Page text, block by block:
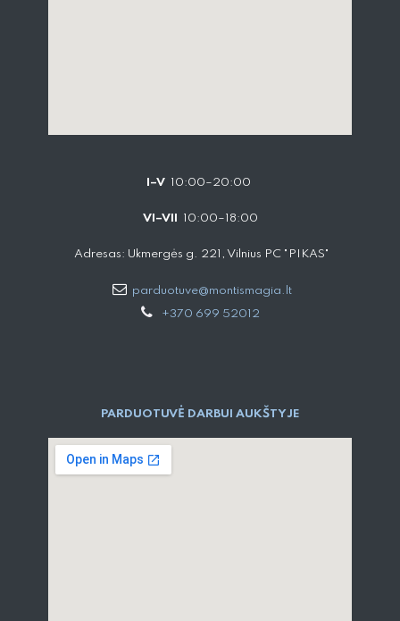
I–V 10:00–20:00
VI–VII 10:00–18:00
Adresas: Ukmergės g. 221, Vilnius PC "PIKAS"
parduotuve@montismagia.lt
+370 699 52012
PARDUOTUVĖ DARBUI AUKŠTYJE